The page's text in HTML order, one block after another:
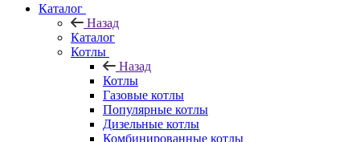
Каталог
Назад
Каталог
Котлы
Назад
Котлы
Газовые котлы
Популярные котлы
Дизельные котлы
Комбинированные котлы